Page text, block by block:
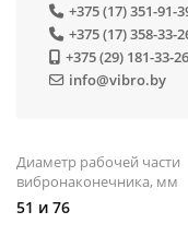
+375 (17) 351-91-
+375 (17) 358-33-
+375 (29) 181-33-26
info@vibro.by
Диаметр рабочей части
вибронаконечника, мм
51 и 76